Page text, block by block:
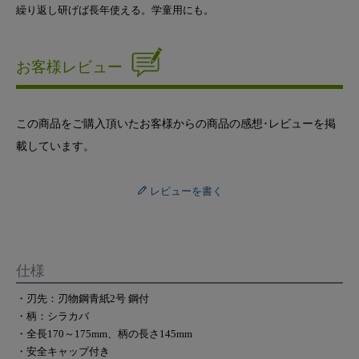
繰り返し研げば長年使える。学童用にも。
お客様レビュー
この商品をご購入頂いたお客様からの商品の感想･レビューを掲
載しています。
レビューを書く
仕様
・刃先：刃物鋼青紙2号 鋼付
・柄：シラカバ
・全長170～175mm、柄の長さ145mm
・安全キャップ付き